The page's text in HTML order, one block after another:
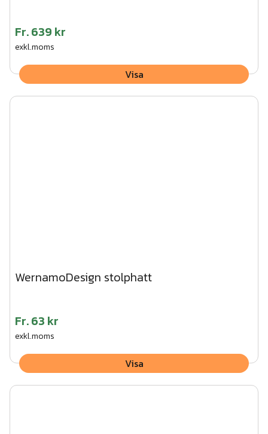
Fr.639 kr
exkl.moms
Visa
WernamoDesign stolphatt
Fr.63 kr
exkl.moms
Visa